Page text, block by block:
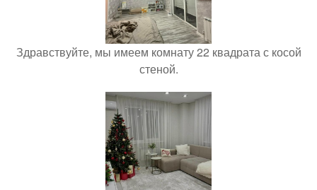
Здравствуйте, мы имеем комнату 22 квадрата с косой
стеной.